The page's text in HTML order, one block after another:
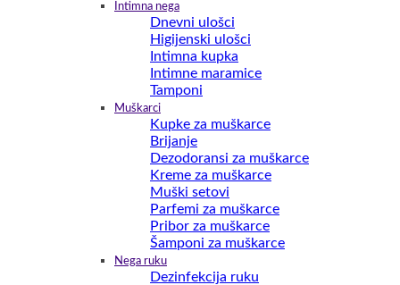
Intimna nega
Dnevni ulošci
Higijenski ulošci
Intimna kupka
Intimne maramice
Tamponi
Muškarci
Kupke za muškarce
Brijanje
Dezodoransi za muškarce
Kreme za muškarce
Muški setovi
Parfemi za muškarce
Pribor za muškarce
Šamponi za muškarce
Nega ruku
Dezinfekcija ruku